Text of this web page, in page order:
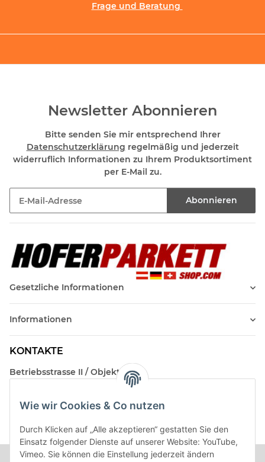
Wie wir Cookies & Co nutzen
Durch Klicken auf „Alle akzeptieren“ gestatten Sie den
Einsatz folgender Dienste auf unserer Website: YouTube,
Vimeo. Sie können die Einstellung jederzeit ändern
Frage und Beratung
Newsletter Abonnieren
Bitte senden Sie mir entsprechend Ihrer
Datenschutzerklärung regelmäßig und jederzeit
widerruflich Informationen zu Ihrem Produktsortiment
per E-Mail zu.
Abonnieren
Gesetzliche Informationen
Informationen
KONTAKTE
Betriebsstrasse II / Objekt 17
Kontakt